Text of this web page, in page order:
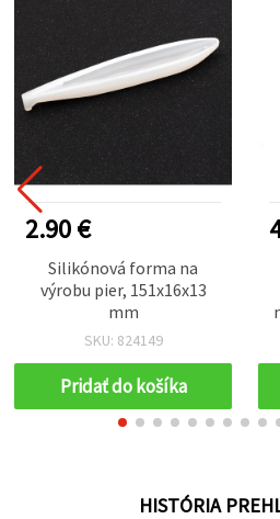
2.90 €
Silikónová forma na
výrobu pier, 151x16x13
mm
SKU: 824149
Pridať do košíka
HISTÓRIA